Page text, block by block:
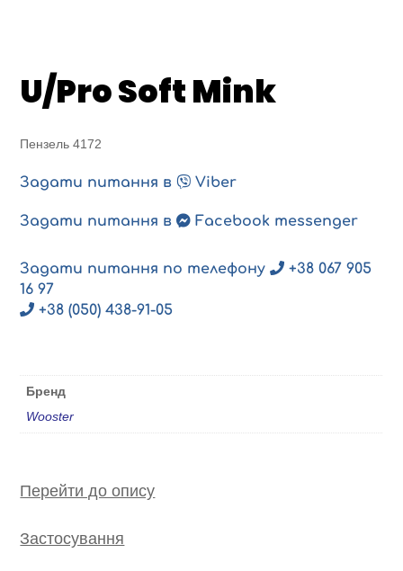
U/Pro Soft Mink
Пензель 4172
Задати питання в Viber
Задати питання в Facebook messenger
Задати питання по телефону
+38 067 905
16 97
+38 (050) 438-91-05
Бренд
Wooster
Перейти до опису
Застосування